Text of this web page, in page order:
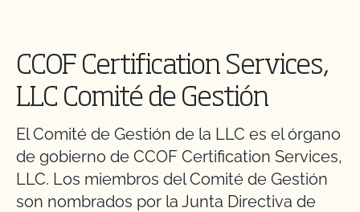
CCOF Certification Services,
LLC Comité de Gestión
El Comité de Gestión de la LLC es el órgano
de gobierno de CCOF Certification Services,
LLC. Los miembros del Comité de Gestión
son nombrados por la Junta Directiva de